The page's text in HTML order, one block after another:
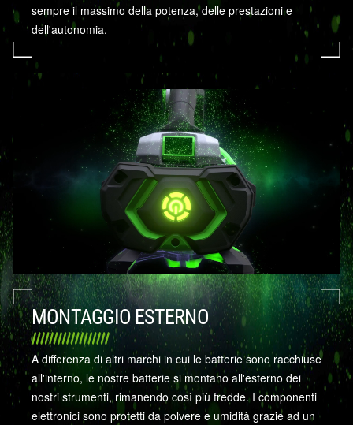
sempre il massimo della potenza, delle prestazioni e
dell'autonomia.
MONTAGGIO ESTERNO
A differenza di altri marchi in cui le batterie sono racchiuse
all'interno, le nostre batterie si montano all'esterno dei
nostri strumenti, rimanendo così più fredde. I componenti
elettronici sono protetti da polvere e umidità grazie ad un